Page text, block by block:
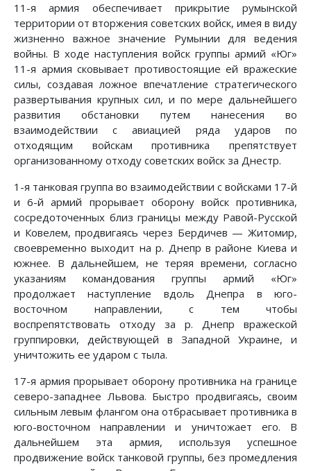
11-я армия обеспечивает прикрытие румынской
территории от вторжения советских войск, имея в виду
жизненно важное значение Румынии для ведения
войны. В ходе наступления войск группы армий «Юг»
11-я армия сковывает противостоящие ей вражеские
силы, создавая ложное впечатление стратегического
развертывания крупных сил, и по мере дальнейшего
развития обстановки путем нанесения во
взаимодействии с авиацией ряда ударов по
отходящим войскам противника препятствует
организованному отходу советских войск за Днестр.
1-я танковая группа во взаимодействии с войсками 17-й
и 6-й армий прорывает оборону войск противника,
сосредоточенных близ границы между Равой-Русской
и Ковелем, продвигаясь через Бердичев — Житомир,
своевременно выходит на р. Днепр в районе Киева и
южнее. В дальнейшем, не теряя времени, согласно
указаниям командования группы армий «Юг»
продолжает наступление вдоль Днепра в юго-
восточном направлении, с тем чтобы
воспрепятствовать отходу за р. Днепр вражеской
группировки, действующей в Западной Украине, и
уничтожить ее ударом с тыла.
17-я армия прорывает оборону противника на границе
северо-западнее Львова. Быстро продвигаясь, своим
сильным левым флангом она отбрасывает противника в
юго-восточном направлении и уничтожает его. В
дальнейшем эта армия, используя успешное
продвижение войск танковой группы, без промедления